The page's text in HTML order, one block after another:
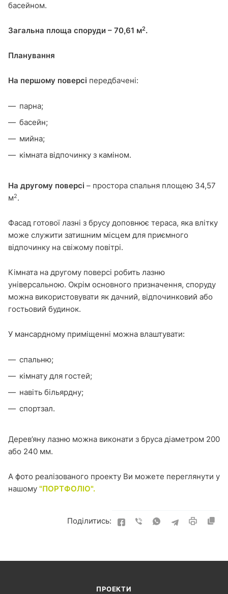
басейном.
Загальна площа споруди – 70,61 м2.
Планування
На першому поверсі передбачені:
парна;
басейн;
мийна;
кімната відпочинку з каміном.
На другому поверсі – простора спальня площею 34,57
м2.
Фасад готової лазні з брусу доповнює тераса, яка влітку
може служити затишним місцем для приємного
відпочинку на свіжому повітрі.
Кімната на другому поверсі робить лазню
універсальною. Окрім основного призначення, споруду
можна використовувати як дачний, відпочинковий або
гостьовий будинок.
У мансардному приміщенні можна влаштувати:
спальню;
кімнату для гостей;
навіть більярдну;
спортзал.
Дерев’яну лазню можна виконати з бруса діаметром 200
або 240 мм.
А фото реалізованого проекту Ви можете переглянути у
нашому "ПОРТФОЛІО".
Поділитись:
ПРОЕКТИ